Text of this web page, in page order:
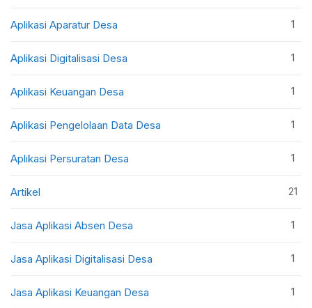
Aplikasi Aparatur Desa 1
Aplikasi Digitalisasi Desa 1
Aplikasi Keuangan Desa 1
Aplikasi Pengelolaan Data Desa 1
Aplikasi Persuratan Desa 1
Artikel 21
Jasa Aplikasi Absen Desa 1
Jasa Aplikasi Digitalisasi Desa 1
Jasa Aplikasi Keuangan Desa 1